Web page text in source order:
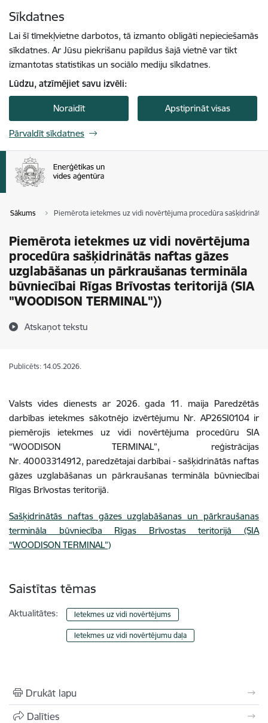
Sīkdatnes
Lai šī tīmekļvietne darbotos, tā izmanto obligāti nepieciešamās
sīkdatnes. Ar Jūsu piekrišanu papildus šajā vietnē var tikt
izmantotas statistikas un sociālo mediju sīkdatnes.
Lūdzu, atzīmējiet savu izvēli:
Noraidīt Apstiprināt visas
Pārvaldīt sīkdatnes
Sākums Piemērota ietekmes uz vidi novērtējuma procedūra
Piemērota ietekmes uz vidi novērtējuma
procedūra sašķidrinātās naftas gāzes
uzglabāšanas un pārkraušanas termināla
būvniecībai Rīgas Brīvostas teritorijā (SIA
"WOODISON TERMINAL"))
Atskaņot tekstu
Publicēts: 14.05.2026.
Valsts vides dienests ar 2026. gada 11. maija Paredzētās
darbības ietekmes sākotnējo izvērtējumu Nr. AP26SI0104ir
piemērojis ietekmes uz vidi novērtējuma procedūru SIA
“WOODISON TERMINAL”, reģistrācijas
Nr. 40003314912, paredzētajai darbībai - sašķidrinātās naftas
gāzes uzglabāšanas un pārkraušanas termināla būvniecībai
Rīgas Brīvostas teritorijā.
Sašķidrinātās naftas gāzes uzglabāšanas un pārkraušanas
termināla būvniecība Rīgas Brīvostas teritorijā (SIA
“WOODISON TERMINAL”)
Saistītas tēmas
Aktualitātes: Ietekmes uz vidi novērtējums
Ietekmes uz vidi novērtējumu daļa
Drukāt lapu
Dalīties